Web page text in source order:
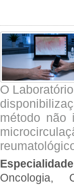
O
método não
Oncologia,